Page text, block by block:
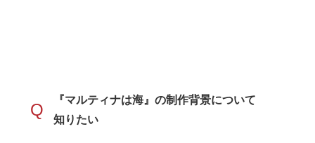
Q
『マルティナは海』の制作背景について
知りたい